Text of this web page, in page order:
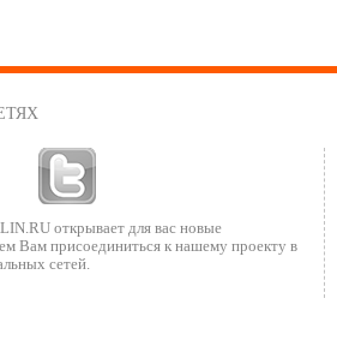
открывает для вас новые
Вам присоединиться к нашему проекту в
сетей.